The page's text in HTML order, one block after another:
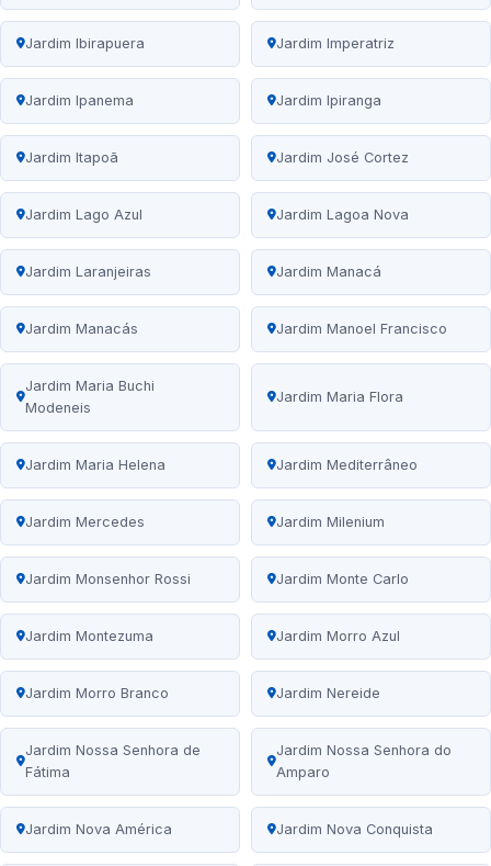
Jardim Ibirapuera Jardim Imperatriz
Jardim Ipanema Jardim Ipiranga
Jardim Itapoã Jardim José Cortez
Jardim Lago Azul Jardim Lagoa Nova
Jardim Laranjeiras Jardim Manacá
Jardim Manacás Jardim Manoel Francisco
Jardim Maria Buchi
Modeneis
Jardim Maria Flora
Jardim Maria Helena Jardim Mediterrâneo
Jardim Mercedes Jardim Milenium
Jardim Monsenhor Rossi Jardim Monte Carlo
Jardim Montezuma Jardim Morro Azul
Jardim Morro Branco Jardim Nereide
Jardim Nossa Senhora de
Fátima
Jardim Nossa Senhora do
Amparo
Jardim Nova América Jardim Nova Conquista